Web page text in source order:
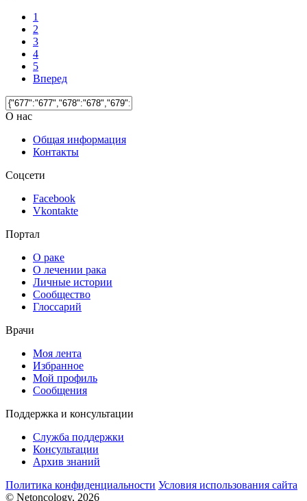
1
2
3
4
5
Вперед
О нас
Общая информация
Контакты
Соцсети
Facebook
Vkontakte
Портал
О раке
О лечении рака
Личные истории
Сообщество
Глоссарий
Врачи
Моя лента
Избранное
Мой профиль
Сообщения
Поддержка и консультации
Служба поддержки
Консультации
Архив знаний
Политика конфиденциальности Условия использования сайта
© Netoncology, 2026